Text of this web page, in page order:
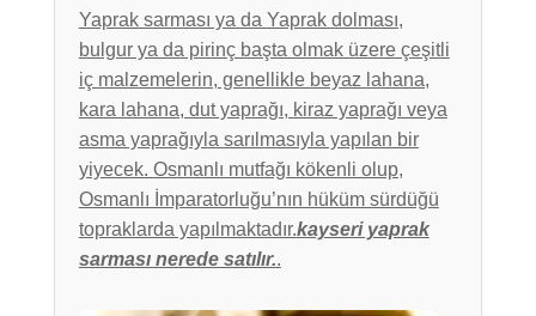
Yaprak sarması ya da Yaprak dolması,
bulgur ya da pirinç başta olmak üzere çeşitli
iç malzemelerin, genellikle beyaz lahana,
kara lahana, dut yaprağı, kiraz yaprağı veya
asma yaprağıyla sarılmasıyla yapılan bir
yiyecek. Osmanlı mutfağı kökenli olup,
Osmanlı İmparatorluğu’nın hüküm sürdüğü
topraklarda yapılmaktadır.kayseri yaprak
sarması nerede satılır..